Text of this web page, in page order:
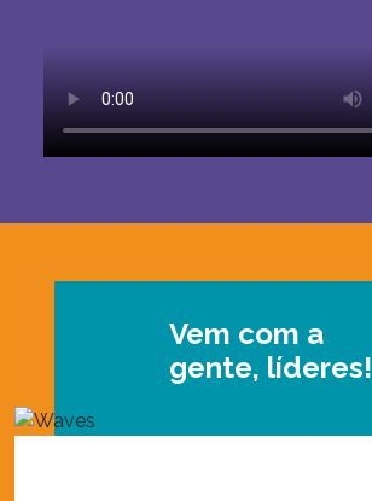
Vem com a
gente, líderes!